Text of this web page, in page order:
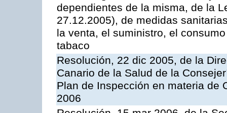
dependientes de la misma, de la
27.12.2005), de medidas
la venta, el suministro, el
tabaco
Resolución, 22 dic 2005, de la
Canario de la Salud de la
Plan de Inspección en materia de
2006